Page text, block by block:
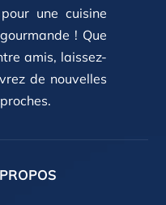
une cuisine
! Que
amis, laissez-
de nouvelles